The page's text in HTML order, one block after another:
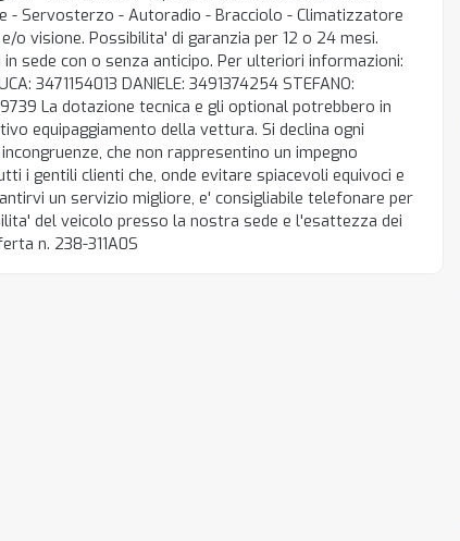
- Servosterzo - Autoradio - Bracciolo - Climatizzatore
o visione. Possibilita' di garanzia per 12 o 24 mesi.
sede con o senza anticipo. Per ulteriori informazioni:
3471154013 DANIELE: 3491374254 STEFANO:
La dotazione tecnica e gli optional potrebbero in
equipaggiamento della vettura. Si declina ogni
che non rappresentino un impegno
i gentili clienti che, onde evitare spiacevoli equivoci e
un servizio migliore, e' consigliabile telefonare per
del veicolo presso la nostra sede e l'esattezza dei
n. 238-311A0S